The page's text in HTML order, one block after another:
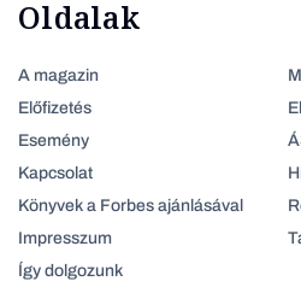
Oldalak
A magazin
Előfizetés
Esemény
Kapcsolat
Könyvek a Forbes ajánlásával
Impresszum
Így dolgozunk